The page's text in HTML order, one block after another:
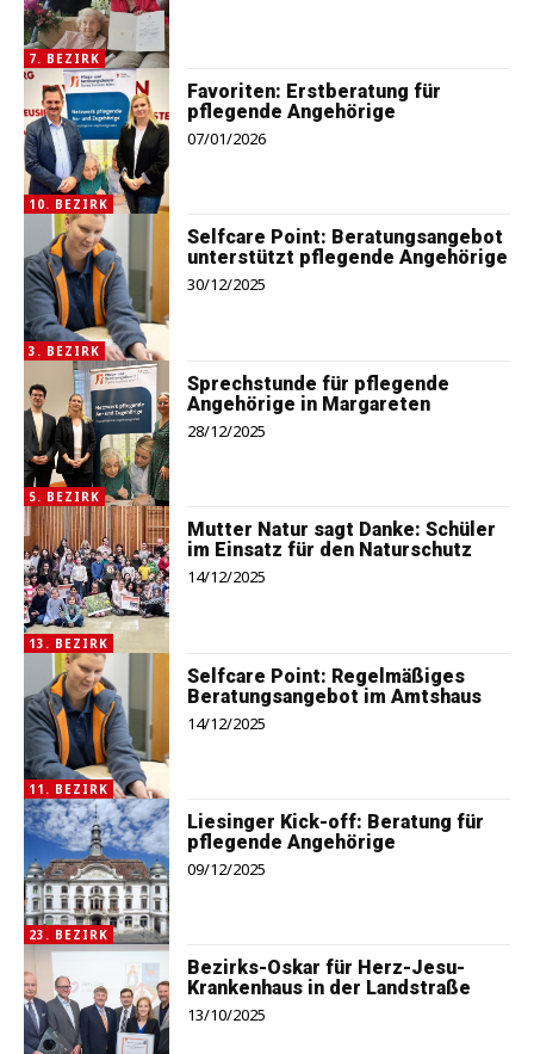
7. BEZIRK
10. BEZIRK
Favoriten: Erstberatung für
pflegende Angehörige
07/01/2026
3. BEZIRK
Selfcare Point: Beratungsangebot
unterstützt pflegende Angehörige
30/12/2025
5. BEZIRK
Sprechstunde für pflegende
Angehörige in Margareten
28/12/2025
13. BEZIRK
Mutter Natur sagt Danke: Schüler
im Einsatz für den Naturschutz
14/12/2025
11. BEZIRK
Selfcare Point: Regelmäßiges
Beratungsangebot im Amtshaus
14/12/2025
23. BEZIRK
Liesinger Kick-off: Beratung für
pflegende Angehörige
09/12/2025
Bezirks-Oskar für Herz-Jesu-
Krankenhaus in der Landstraße
13/10/2025